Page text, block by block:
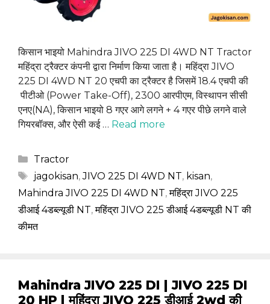
किसान भाइयो Mahindra JIVO 225 DI 4WD NT Tractor
महिंद्रा ट्रैक्टर कंपनी द्वारा निर्माण किया जाता है। महिंद्रा JIVO
225 DI 4WD NT 20 एचपी का ट्रैक्टर है जिसमें 18.4 एचपी की
पीटीओ (Power Take-Off), 2300 आरपीएम, विस्थापन सीसी
एनए(NA), किसान भाइयो 8 गएर आगे लगने + 4 गएर पीछे लगने वाले
गियरबॉक्स, और ऐसी कई … Read more
Categories
Tractor
Tags
jagokisan,JIVO 225 DI 4WD NT, kisan,
Mahindra JIVO 225 DI 4WD NT,महिंद्रा JIVO 225
डीआई 4डब्ल्यूडी NT,महिंद्रा JIVO 225 डीआई 4डब्ल्यूडी NT की
कीमत
Mahindra JIVO 225 DI | JIVO 225 DI
20 HP | महिंद्रा JIVO 225 डीआई 2wd की